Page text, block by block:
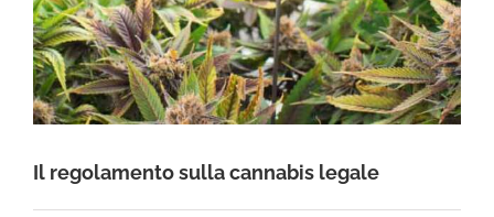
Il regolamento sulla cannabis legale